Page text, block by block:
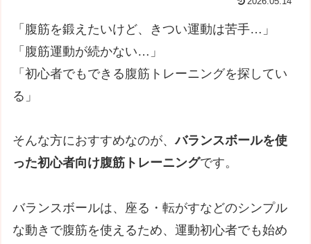
「腹筋を鍛えたいけど、きつい運動は苦手…」
「腹筋運動が続かない…」
「初心者でもできる腹筋トレーニングを探してい
る」
そんな方におすすめなのが、バランスボールを使
った初心者向け腹筋トレーニングです。
バランスボールは、座る・転がすなどのシンプル
な動きで腹筋を使えるため、運動初心者でも始め